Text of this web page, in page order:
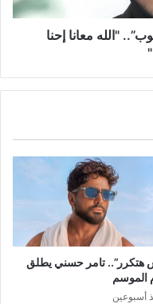
"الله معانا إحنا
تامر حسني يطلق
الموسم
أسبوعين